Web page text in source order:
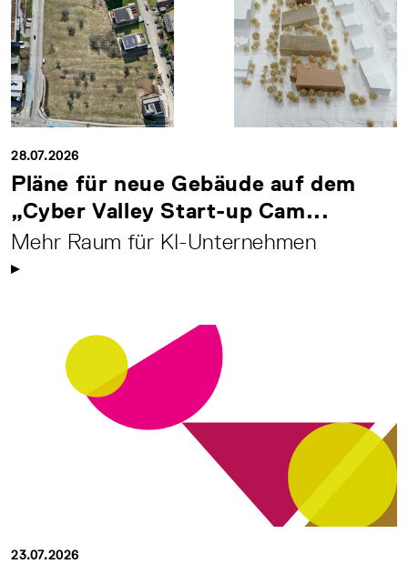
28.07.2026
Pläne für neue Gebäude auf dem
„Cyber Valley Start-up Cam...
Mehr Raum für KI-Unternehmen
23.07.2026